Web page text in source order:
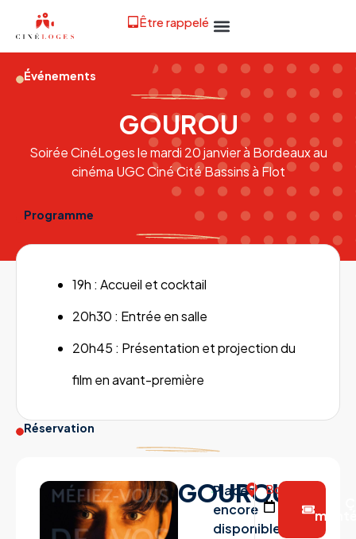
Être rappelé
Événements
GOUROU
Soirée CinéLoges le mardi 20 janvier à Bordeaux au
cinéma UGC Ciné Cité Bassins à Flot
Programme
19h : Accueil et cocktail
20h30 : Entrée en salle
20h45 : Présentation et projection du
film en avant-première
Réservation
GOUROU
Places
encore
disponibles
Bordeaux
January